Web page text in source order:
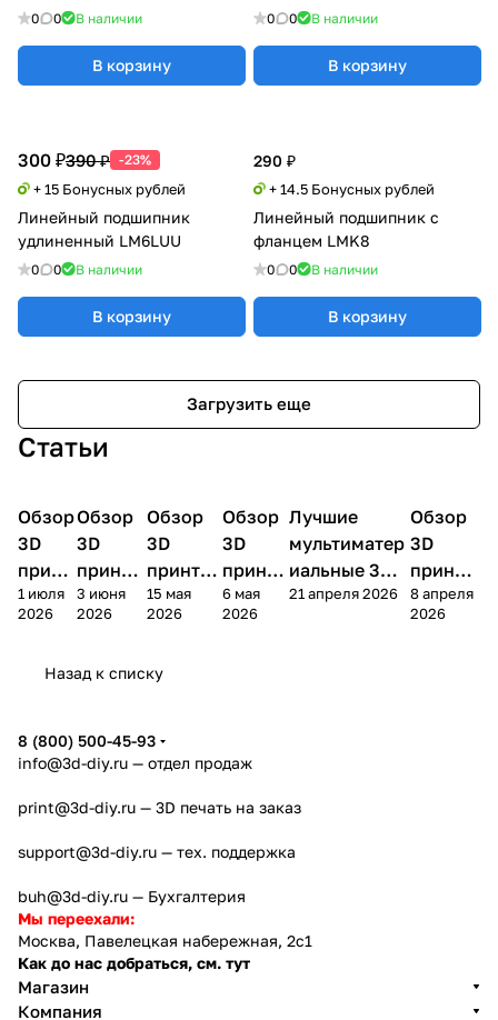
0 0 В наличии
В корзину
0 0 В наличии
В корзину
300 ₽390 ₽ -23%
+ 15 Бонусных рублей
Линейный подшипник
удлиненный LM6LUU
0 0 В наличии
В корзину
290 ₽
+ 14.5 Бонусных рублей
Линейный подшипник с
фланцем LMK8
0 0 В наличии
В корзину
Загрузить еще
Статьи
3D
принтеры
Обзор
3D
принт
ера
Bamb
1 июля
2026
3D
принтеры
Обзор
3D
принте
ра
Anycubi
4
3 июня
2026
3D
принтеры
Обзор
3D
принтер
а
FlashFo
Creator
15 мая
2026
3D
принтеры
Обзор
3D
принте
ра
Bambu
6 мая
2026
3D принтеры
Лучшие
мультиматер
иальные 3D
принтеры на
21 апреля 2026
3D
Обзор
3D
принте
ра
FlashF
8 апреля
2026
Назад к списку
8 (800) 500-45-93
info@3d-diy.ru — отдел продаж
print@3d-diy.ru — 3D печать на заказ
support@3d-diy.ru — тех. поддержка
buh@3d-diy.ru — Бухгалтерия
Мы переехали:
Москва, Павелецкая набережная, 2с1
Как до нас добраться, см. тут
Магазин
Компания